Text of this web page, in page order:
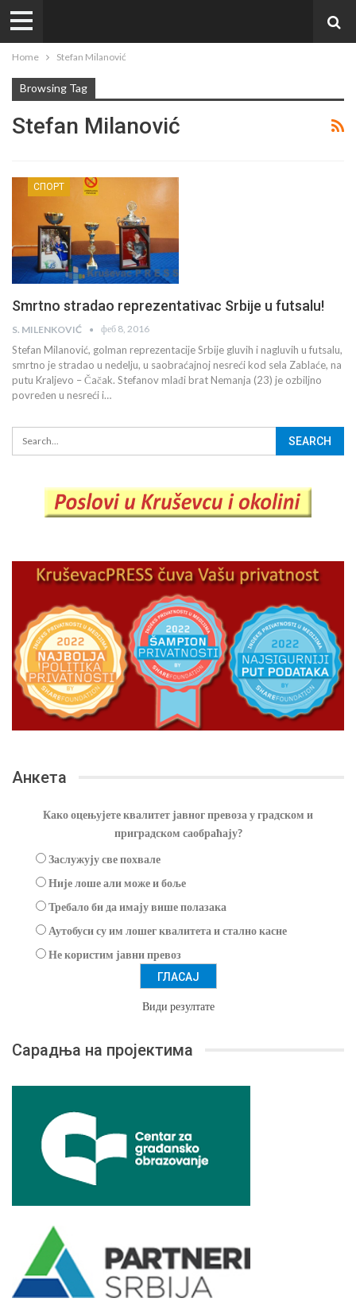
Home Stefan Milanović
Browsing Tag
Stefan Milanović
СПОРТ
Smrtno stradao reprezentativac Srbije u futsalu!
S. MILENKOVIĆ феб 8, 2016
Stefan Milanović, golman reprezentacije Srbije gluvih i nagluvih u futsalu,
smrtno je stradao u nedelju, u saobraćajnoj nesreći kod sela Zablaće, na
putu Kraljevo – Čačak. Stefanov mlađi brat Nemanja (23) je ozbiljno
povređen u nesreći i…
Анкета
Како оцењујете квалитет јавног превоза у градском и
приградском саобраћају?
Заслужују све похвале
Није лоше али може и боље
Требало би да имају више полазака
Аутобуси су им лошег квалитета и стално касне
Не користим јавни превоз
Види резултате
Сарадња на пројектима